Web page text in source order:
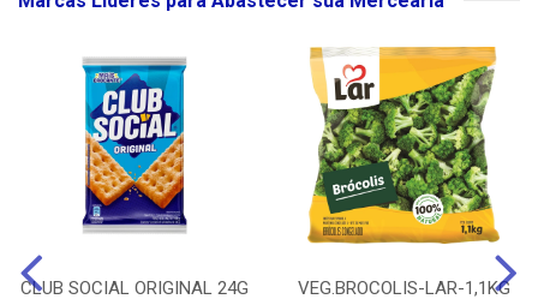
CLUB SOCIAL ORIGINAL 24G VEG.BROCOLIS-LAR-1,1KG